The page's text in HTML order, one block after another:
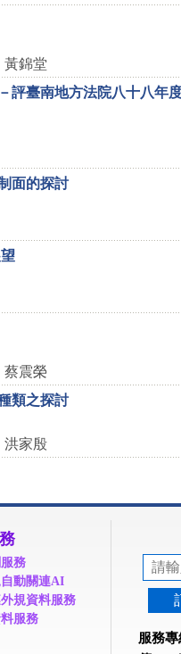
黃錦堂
評臺南地方法院八十八年
面的探討
蔡震榮
類之探討
洪家殷
務
動關連AI
規資料服務
服務
服務專